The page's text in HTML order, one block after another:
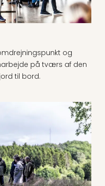
og
på tværs af den
til bord.